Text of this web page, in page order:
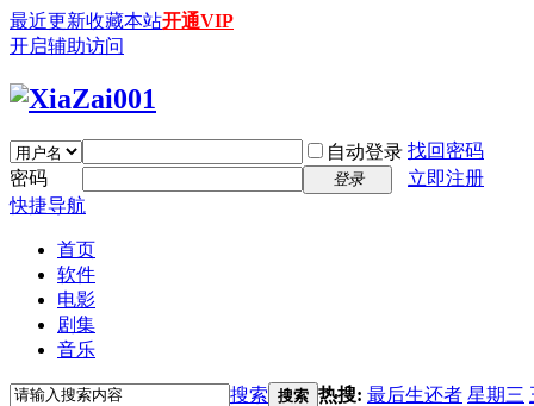
最近更新收藏本站开通VIP
开启辅助访问
自动登录 找回密码
密码
登录
立即注册
快捷导航
首页
软件
电影
剧集
音乐
搜索 搜索 热搜: 最后生还者 星期三